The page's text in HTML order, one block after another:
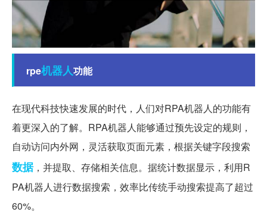
rpe机器人功能
在现代科技快速发展的时代，人们对RPA机器人的功能有
着更深入的了解。RPA机器人能够通过预先设定的规则，
自动访问内外网，灵活获取页面元素，根据关键字段搜索
数据，并提取、存储相关信息。据统计数据显示，利用R
PA机器人进行数据搜索，效率比传统手动搜索提高了超过
60%。